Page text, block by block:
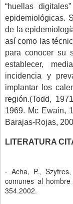
“huellas
epidemiológicas.
de la
así como las
para conocer su
establecer,
incidencia y
implantar los
región.(Todd,
1969. Mc Ewain,
Barajas-Rojas,
LITERATURA
· Acha, P.,
comunes al
354.2002.